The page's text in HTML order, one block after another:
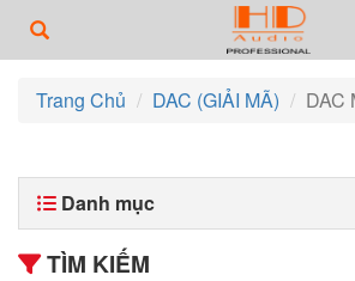
Trang Chủ DAC (GIẢI MÃ) DAC
Danh mục
TÌM KIẾM